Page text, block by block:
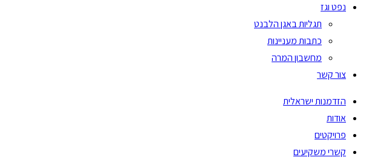
נפט וגז
תגליות באגן הלבנט
כתבות מעניינות
מחשבון המרה
צור קשר
הזדמנות ישראלית
אודות
פרויקטים
קשרי משקיעים